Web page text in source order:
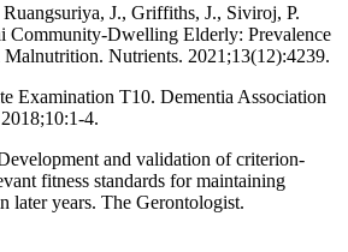
J., Griffiths, J., Siviroj, P.
Community-Dwelling Elderly: Prevalence
Nutrients. 2021;13(12):4239.
Examination T10. Dementia Association
4.
and validation of criterion-
fitness standards for maintaining
later years. The Gerontologist.